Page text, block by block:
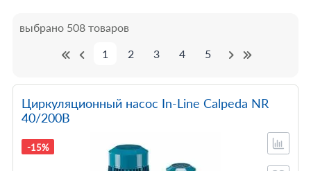
выбрано 508 товаров
1
2 3 4 5
Циркуляционный насос In-Line Calpeda NR
40/200B
-15%